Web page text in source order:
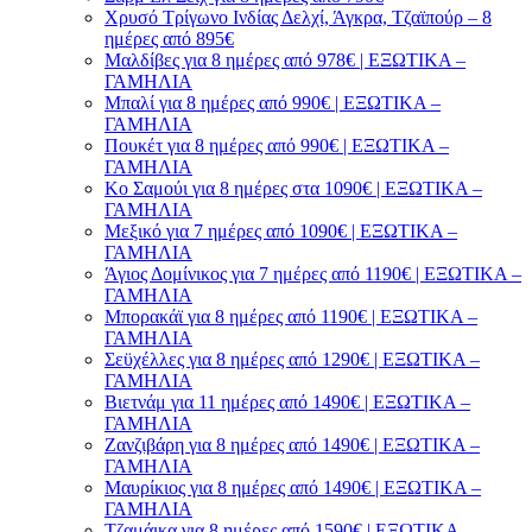
Χρυσό Τρίγωνο Ινδίας Δελχί, Άγκρα, Τζαϊπούρ – 8
ημέρες από 895€
Μαλδίβες για 8 ημέρες από 978€ | ΕΞΩΤΙΚΑ –
ΓΑΜΗΛΙΑ
Μπαλί για 8 ημέρες από 990€ | ΕΞΩΤΙΚΑ –
ΓΑΜΗΛΙΑ
Πουκέτ για 8 ημέρες από 990€ | ΕΞΩΤΙΚΑ –
ΓΑΜΗΛΙΑ
Κο Σαμούι για 8 ημέρες στα 1090€ | ΕΞΩΤΙΚΑ –
ΓΑΜΗΛΙΑ
Μεξικό για 7 ημέρες από 1090€ | ΕΞΩΤΙΚΑ –
ΓΑΜΗΛΙΑ
Άγιος Δομίνικος για 7 ημέρες από 1190€ | ΕΞΩΤΙΚΑ –
ΓΑΜΗΛΙΑ
Μπορακάϊ για 8 ημέρες από 1190€ | ΕΞΩΤΙΚΑ –
ΓΑΜΗΛΙΑ
Σεϋχέλλες για 8 ημέρες από 1290€ | ΕΞΩΤΙΚΑ –
ΓΑΜΗΛΙΑ
Βιετνάμ για 11 ημέρες από 1490€ | ΕΞΩΤΙΚΑ –
ΓΑΜΗΛΙΑ
Ζανζιβάρη για 8 ημέρες από 1490€ | ΕΞΩΤΙΚΑ –
ΓΑΜΗΛΙΑ
Μαυρίκιος για 8 ημέρες από 1490€ | ΕΞΩΤΙΚΑ –
ΓΑΜΗΛΙΑ